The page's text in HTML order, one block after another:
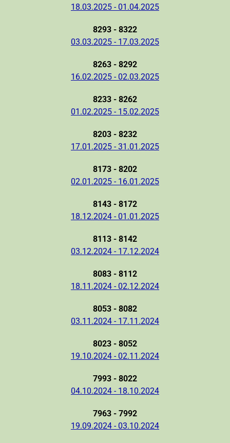
18.03.2025 - 01.04.2025
8293 - 8322
03.03.2025 - 17.03.2025
8263 - 8292
16.02.2025 - 02.03.2025
8233 - 8262
01.02.2025 - 15.02.2025
8203 - 8232
17.01.2025 - 31.01.2025
8173 - 8202
02.01.2025 - 16.01.2025
8143 - 8172
18.12.2024 - 01.01.2025
8113 - 8142
03.12.2024 - 17.12.2024
8083 - 8112
18.11.2024 - 02.12.2024
8053 - 8082
03.11.2024 - 17.11.2024
8023 - 8052
19.10.2024 - 02.11.2024
7993 - 8022
04.10.2024 - 18.10.2024
7963 - 7992
19.09.2024 - 03.10.2024